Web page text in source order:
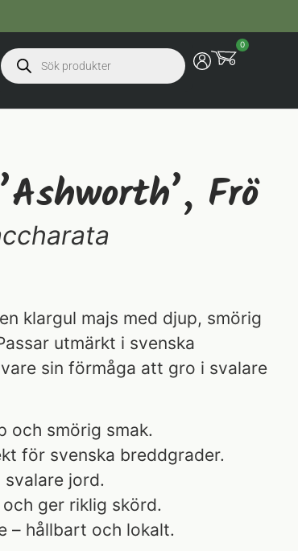
0
Frö
klargul majs med djup, smörig
utmärkt i svenska
sin förmåga att gro i svalare
och smörig smak.
för svenska breddgrader.
svalare jord.
ger riklig skörd.
– hållbart och lokalt.